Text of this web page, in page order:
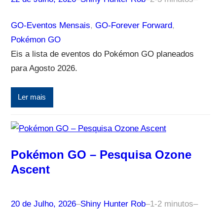
GO-Eventos Mensais, GO-Forever Forward
Pokémon GO
Eis a lista de eventos do Pokémon GO planeados
para Agosto 2026.
Ler mais
Pokémon GO – Pesquisa Ozone
Ascent
20 de Julho, 2026–Shiny Hunter Rob–1-2 minutos–